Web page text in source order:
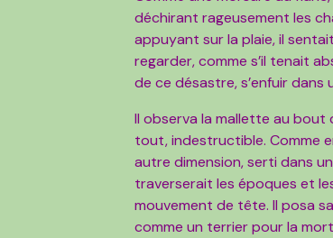
déchirant rageusement les
appuyant sur la plaie, il
regarder, comme s’il tenait
de ce désastre, s’enfuir dans
Il observa la mallette au bout
tout, indestructible. Comme
autre dimension, serti dans
traverserait les époques et
mouvement de tête. Il posa
comme un terrier pour la